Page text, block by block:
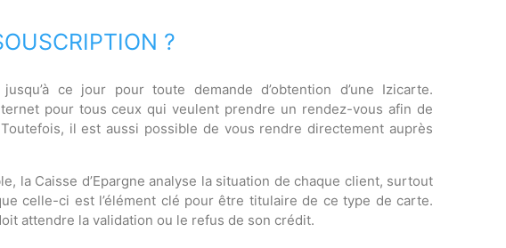
?
ce jour pour toute demande d’obtention d’une Izicarte.
pour tous ceux qui veulent prendre un rendez-vous afin de
il est aussi possible de vous rendre directement auprès
la Caisse d’Epargne analyse la situation de chaque client, surtout
celle-ci est l’élément clé pour être titulaire de ce type de carte.
attendre la validation ou le refus de son crédit.